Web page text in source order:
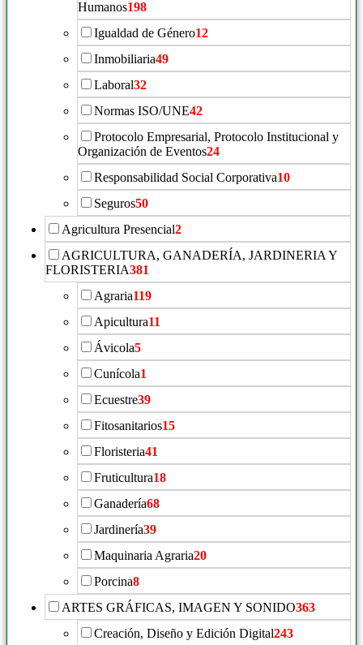
Humanos198
Igualdad de Género12
Inmobiliaria49
Laboral32
Normas ISO/UNE42
Protocolo Empresarial, Protocolo Institucional y
Organización de Eventos24
Responsabilidad Social Corporativa10
Seguros50
Agricultura Presencial2
AGRICULTURA, GANADERÍA, JARDINERIA Y
FLORISTERIA381
Agraria119
Apicultura11
Ávicola5
Cunícola1
Ecuestre39
Fitosanitarios15
Floristeria41
Fruticultura18
Ganadería68
Jardinería39
Maquinaria Agraria20
Porcina8
ARTES GRÁFICAS, IMAGEN Y SONIDO363
Creación, Diseño y Edición Digital243